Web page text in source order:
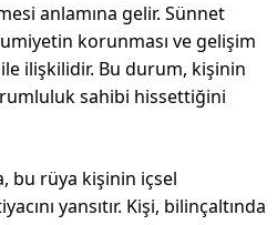
anlamına gelir. Sünnet
korunması ve gelişim
ilişkilidir. Bu durum, kişinin
sahibi hissettiğini
bu rüya kişinin içsel
yansıtır. Kişi, bilinçaltında